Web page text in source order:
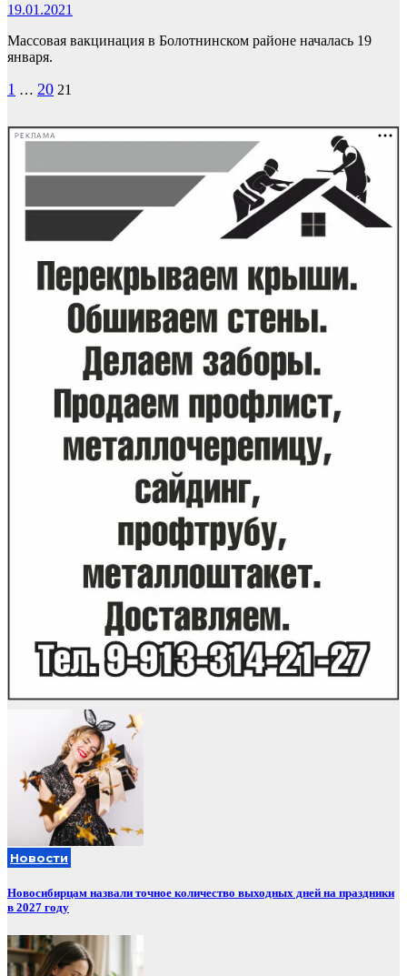
19.01.2021
Массовая вакцинация в Болотнинском районе началась 19
января.
Пагинация
1 … 20 21
РЕКЛАМА
Новости
Новосибирцам назвали точное количество выходных дней на праздники
в 2027 году